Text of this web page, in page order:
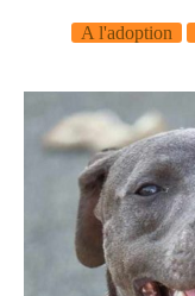
A l'adoption